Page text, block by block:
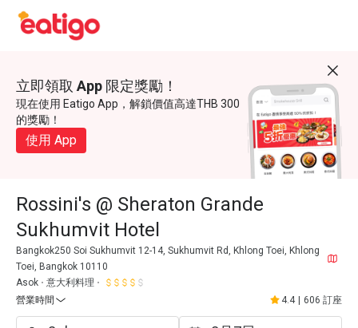
立即領取 App 限定獎勵！
現在使用 Eatigo App，解鎖價值高達THB 300
的獎勵！
使用 App
Rossini's @ Sheraton Grande
Sukhumvit Hotel
Bangkok250 Soi Sukhumvit 12-14, Sukhumvit Rd, Khlong Toei, Khlong
Toei, Bangkok 10110
Asok
意大利料理
營業時間
4.4 606 訂座